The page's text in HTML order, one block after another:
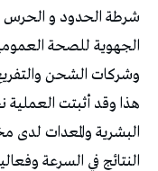
شرطة الحدود و الحرس
الجهوية للصحة
وشركات الشحن والتفريغ
هذا وقد أثبتت العملية
البشرية والمعدات لدى
النتائج في السرعة